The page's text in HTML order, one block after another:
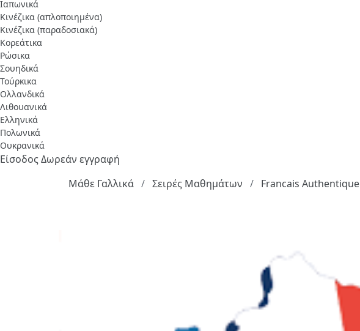
Ιαπωνικά
Κινέζικα (απλοποιημένα)
Κινέζικα (παραδοσιακά)
Κορεάτικα
Ρώσικα
Σουηδικά
Τούρκικα
Ολλανδικά
Λιθουανικά
Ελληνικά
Πολωνικά
Ουκρανικά
ΕίσοδοςΔωρεάν εγγραφή
Μάθε Γαλλικά
Σειρές Μαθημάτων Francais Authentique